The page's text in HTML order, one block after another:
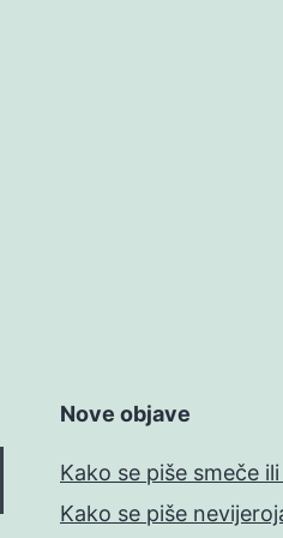
Nove objave
Kako se piše smeče
Kako se piše